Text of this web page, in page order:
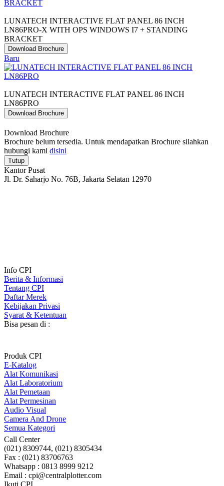
LUNATECH INTERACTIVE FLAT PANEL 86 INCH
LN86PRO-X WITH OPS WINDOWS I7 + STANDING
BRACKET
Download Brochure
Baru
LUNATECH INTERACTIVE FLAT PANEL 86 INCH
LN86PRO
Download Brochure
Download Brochure
Brochure belum tersedia. Untuk mendapatkan Brochure silahkan
hubungi kami disini
Tutup
Kantor Pusat
Jl. Dr. Saharjo No. 76B, Jakarta Selatan 12970
Info CPI
Berita & Informasi
Tentang CPI
Daftar Merek
Kebijakan Privasi
Syarat & Ketentuan
Bisa pesan di :
Produk CPI
E-Katalog
Alat Komunikasi
Alat Laboratorium
Alat Pemetaan
Alat Permesinan
Audio Visual
Camera And Drone
Semua Kategori
Call Center
(021) 8309744, (021) 8305434
Fax : (021) 83706763
Whatsapp : 0813 8999 9212
Email : cpi@centralplotter.com
Ikuti CPI